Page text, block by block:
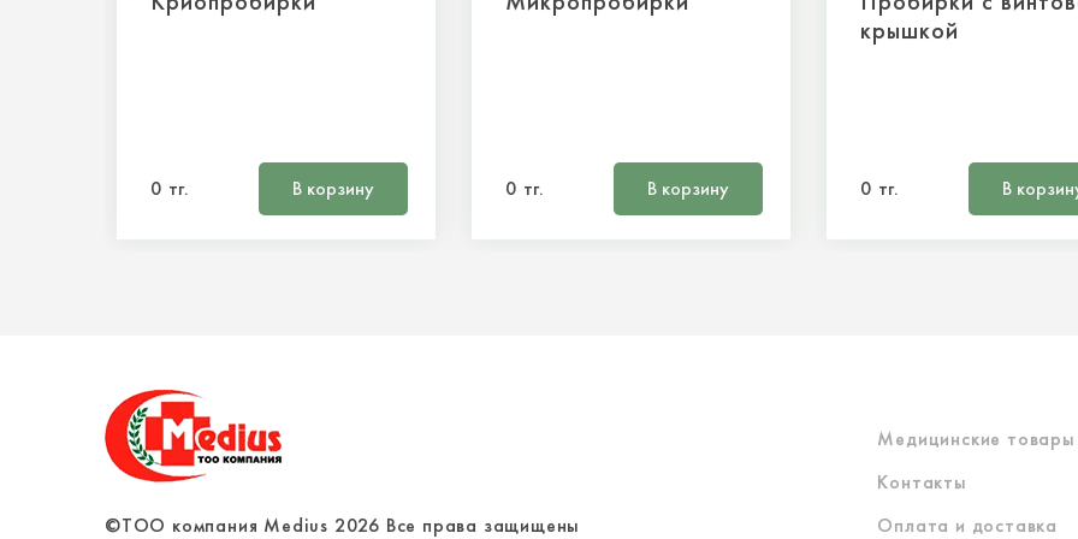
0 тг. В корзину 0 тг. В корзину
крышкой
0 тг. В
©ТОО компания Medius 2026 Все права защищены
Медицинские товары
Контакты
Оплата и доставка